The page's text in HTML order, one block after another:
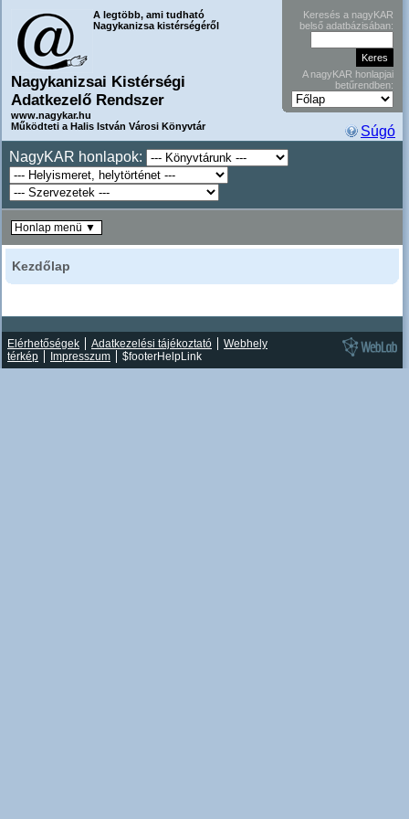
A legtöbb, ami tudható
Nagykanizsa kistérségéről
Nagykanizsai Kistérségi
Adatkezelő Rendszer
www.nagykar.hu
Működteti a Halis István Városi Könyvtár
Keresés a nagyKAR
belső adatbázisában:
A nagyKAR honlapjai
betűrendben:
Súgó
NagyKAR honlapok:
Kezdőlap
Honlap menü ▼
Elérhetőségek Adatkezelési tájékoztató
Webhely
térkép
Impresszum $footerHelpLink